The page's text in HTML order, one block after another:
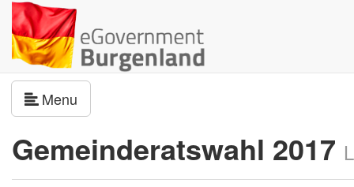
Menu
Gemeinderatswahl 2017